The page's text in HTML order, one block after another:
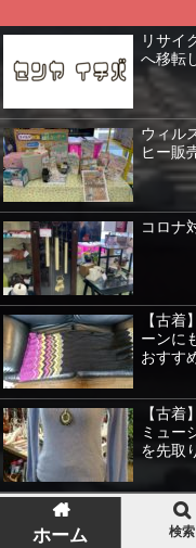
リサイ
へ移転
ウィル
ヒー販
コロナ
【古
ーンに
おすす
【古
ミュー
を先取
入荷情
オシャ
ホーム 検索